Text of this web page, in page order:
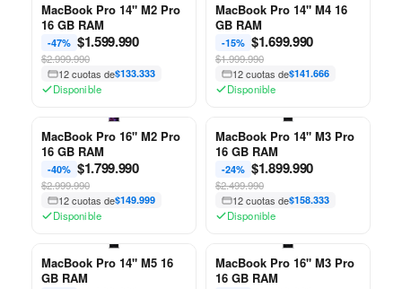
MacBook Pro 14" M2 Pro
16 GB RAM
-47% $1.599.990
$2.999.990
12 cuotas de$133.333
Disponible
MacBook Pro 14" M4 16
GB RAM
-15% $1.699.990
$1.999.990
12 cuotas de$141.666
Disponible
MacBook Pro 16" M2 Pro
16 GB RAM
-40% $1.799.990
$2.999.990
12 cuotas de$149.999
Disponible
MacBook Pro 14" M3 Pro
16 GB RAM
-24% $1.899.990
$2.499.990
12 cuotas de$158.333
Disponible
MacBook Pro 14" M5 16
GB RAM
MacBook Pro 16" M3 Pro
16 GB RAM